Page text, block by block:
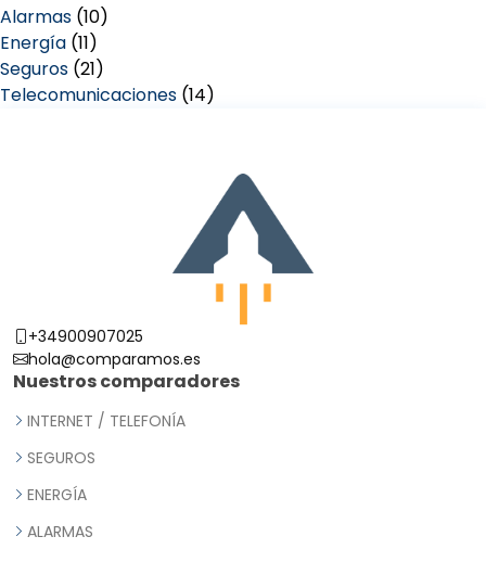
Alarmas (10)
Energía (11)
Seguros (21)
Telecomunicaciones (14)
+34900907025
hola@comparamos.es
Nuestros comparadores
INTERNET / TELEFONÍA
SEGUROS
ENERGÍA
ALARMAS